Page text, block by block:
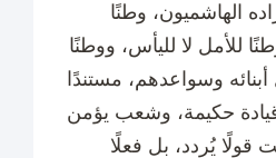
الهاشميون، وطنًا
للأمل لا لليأس، ووطنًا
وسواعدهم، مستندًا
حكيمة، وشعب يؤمن
يُردد، بل فعلًا